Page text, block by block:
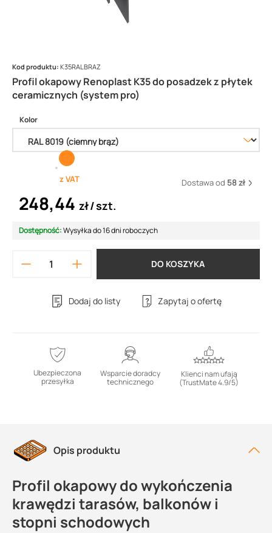
Profil okapowy Renoplast K35 do posadzek z płytek
ceramicznych (system pro)
Kod produktu: K35RALBRAZ
Kolor
z VAT Dostawa od 58 zł
248,44 zł szt.
Dostępność:Wysyłka do 16 dni roboczych
DO KOSZYKA
Dodaj do listy Zapytaj o ofertę
Ubezpieczona
przesyłka
Wsparcie doradcy
technicznego
Klienci nam ufają
(TrustMate 4.9/5)
Opis produktu
Profil okapowy do wykończenia
krawędzi tarasów, balkonów i
stopni schodowych